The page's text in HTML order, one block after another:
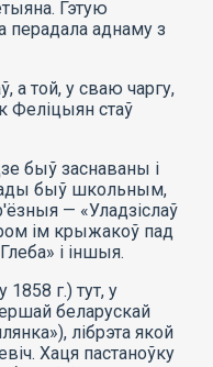
Гэтую
перадала аднаму з
а той, у сваю чаргу,
Феліцыян стаў
быў заснаваны і
быў школьным,
— «Уладзіслаў
ім крыжакоў пад
і іншыя.
г.) тут, у
беларускай
лібрэта якой
Хаця пастаноўку